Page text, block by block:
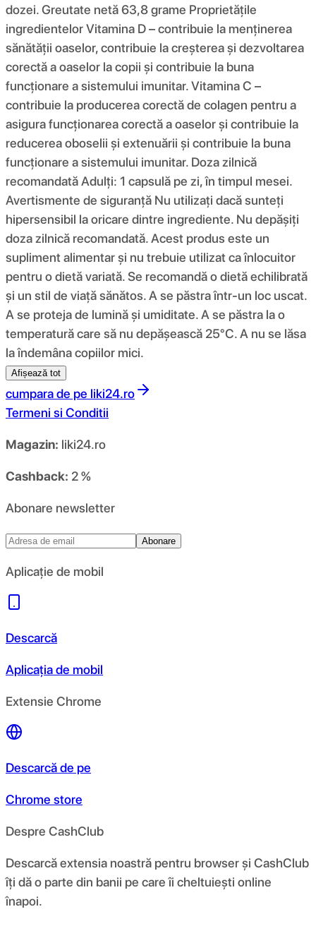
dozei. Greutate netă 63,8 grame Proprietățile
ingredientelor Vitamina D – contribuie la menținerea
sănătății oaselor, contribuie la creșterea și dezvoltarea
corectă a oaselor la copii și contribuie la buna
funcționare a sistemului imunitar. Vitamina C –
contribuie la producerea corectă de colagen pentru a
asigura funcționarea corectă a oaselor și contribuie la
reducerea oboselii și extenuării și contribuie la buna
funcționare a sistemului imunitar. Doza zilnică
recomandată Adulți: 1 capsulă pe zi, în timpul mesei.
Avertismente de siguranță Nu utilizați dacă sunteți
hipersensibil la oricare dintre ingrediente. Nu depășiți
doza zilnică recomandată. Acest produs este un
supliment alimentar și nu trebuie utilizat ca înlocuitor
pentru o dietă variată. Se recomandă o dietă echilibrată
și un stil de viață sănătos. A se păstra într-un loc uscat.
A se proteja de lumină și umiditate. A se păstra la o
temperatură care să nu depășească 25°C. A nu se lăsa
la îndemâna copiilor mici.
Afișează tot
cumpara de pe liki24.ro
Termeni si Conditii
Magazin: liki24.ro
Cashback: 2 %
Abonare newsletter
Abonare
Aplicație de mobil
Descarcă
Aplicația de mobil
Extensie Chrome
Descarcă de pe
Chrome store
Despre CashClub
Descarcă extensia noastră pentru browser și CashClub
îți dă o parte din banii pe care îi cheltuiești online
înapoi.